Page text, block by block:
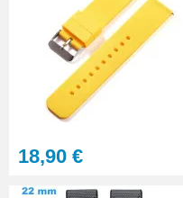
18,90 €